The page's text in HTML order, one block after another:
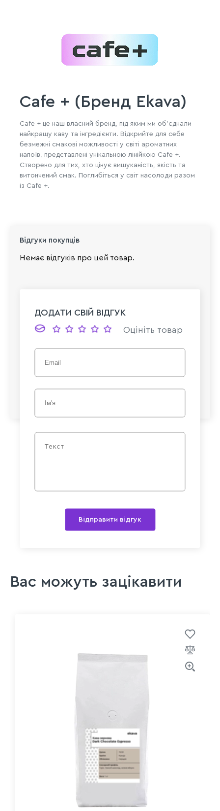
Cafe + (Бренд Ekava)
Cafe + це наш власний бренд, під яким ми об'єднали
найкращу каву та інгредієнти. Відкрийте для себе
безмежні смакові можливості у світі ароматних
напоїв, представлені унікальною лінійкою Cafe +.
Створено для тих, хто цінує вишуканість, якість та
витончений смак. Поглибіться у світ насолоди разом
із Cafe +.
Відгуки покупців
Немає відгуків про цей товар.
ДОДАТИ СВІЙ ВІДГУК
Оцініть товар
Відправити відгук
Вас можуть зацікавити